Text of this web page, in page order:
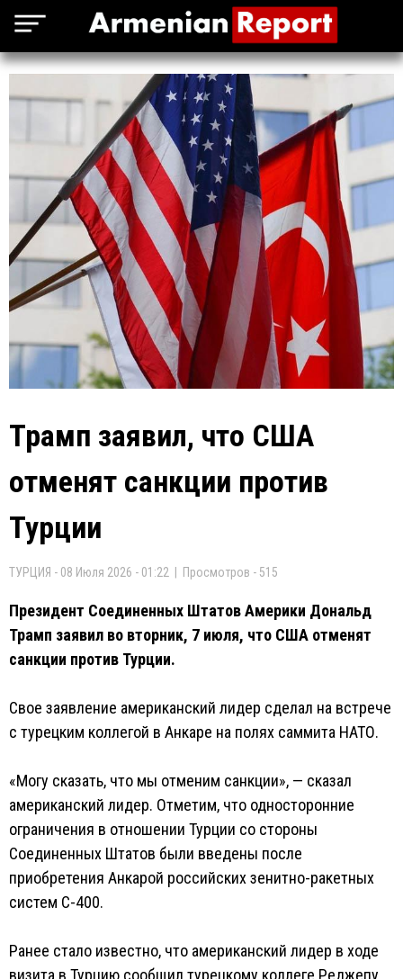
Трамп заявил, что США
отменят санкции против
Турции
ТУРЦИЯ - 08 Июля 2026 - 01:22 | Просмотров - 515
Президент Соединенных Штатов Америки Дональд
Трамп заявил во вторник, 7 июля, что США отменят
санкции против Турции.
Свое заявление американский лидер сделал на встрече
с турецким коллегой в Анкаре на полях саммита НАТО.
«Могу сказать, что мы отменим санкции», — сказал
американский лидер. Отметим, что односторонние
ограничения в отношении Турции со стороны
Соединенных Штатов были введены после
приобретения Анкарой российских зенитно-ракетных
систем С-400.
Ранее стало известно, что американский лидер в ходе
визита в Турцию сообщил турецкому коллеге Реджепу